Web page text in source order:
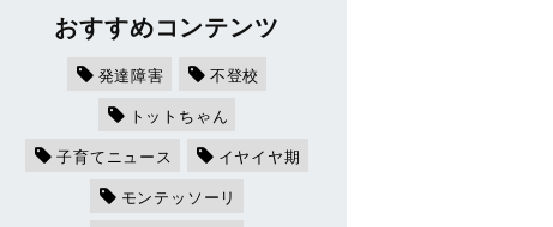
おすすめコンテンツ
発達障害
不登校
トットちゃん
子育てニュース
イヤイヤ期
モンテッソーリ